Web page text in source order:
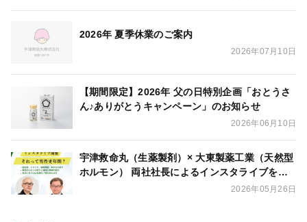
2026年 夏季休業のご案内
2026年07月10日
【期間限定】2026年 父の日特別企画「おとうさ
ん♪ありがとうキャンペーン」のお知らせ
2026年06月10日
宇津救命丸（生薬製剤）× 大東製薬工業（天然型
ホルモン） 両社社長によるインスタライブを開
2026年05月26日